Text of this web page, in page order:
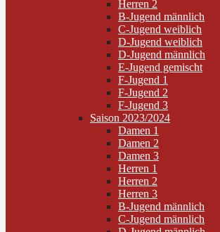
Herren 2
B-Jugend männlich
C-Jugend weiblich
D-Jugend weiblich
D-Jugend männlich
E-Jugend gemischt
F-Jugend 1
F-Jugend 2
F-Jugend 3
Saison 2023/2024
Damen 1
Damen 2
Damen 3
Herren 1
Herren 2
Herren 3
B-Jugend männlich
C-Jugend männlich